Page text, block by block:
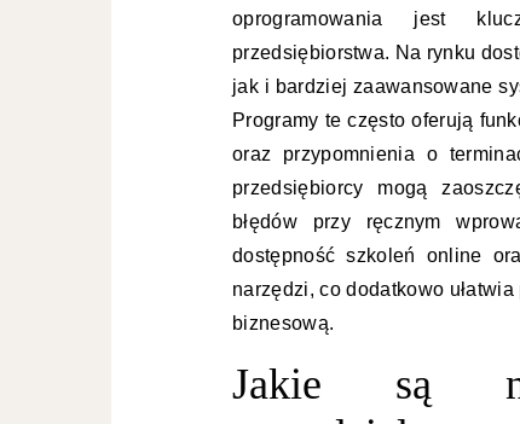
oprogramowania jest
przedsiębiorstwa. Na rynku
jak i bardziej zaawansowane
Programy te często oferują
oraz przypomnienia o
przedsiębiorcy mogą
błędów przy ręcznym
dostępność szkoleń online
narzędzi, co dodatkowo
biznesową.
Jakie są